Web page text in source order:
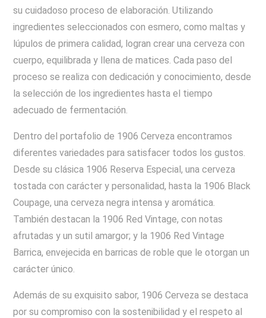
su cuidadoso proceso de elaboración. Utilizando
ingredientes seleccionados con esmero, como maltas y
lúpulos de primera calidad, logran crear una cerveza con
cuerpo, equilibrada y llena de matices. Cada paso del
proceso se realiza con dedicación y conocimiento, desde
la selección de los ingredientes hasta el tiempo
adecuado de fermentación.
Dentro del portafolio de 1906 Cerveza encontramos
diferentes variedades para satisfacer todos los gustos.
Desde su clásica 1906 Reserva Especial, una cerveza
tostada con carácter y personalidad, hasta la 1906 Black
Coupage, una cerveza negra intensa y aromática.
También destacan la 1906 Red Vintage, con notas
afrutadas y un sutil amargor; y la 1906 Red Vintage
Barrica, envejecida en barricas de roble que le otorgan un
carácter único.
Además de su exquisito sabor, 1906 Cerveza se destaca
por su compromiso con la sostenibilidad y el respeto al